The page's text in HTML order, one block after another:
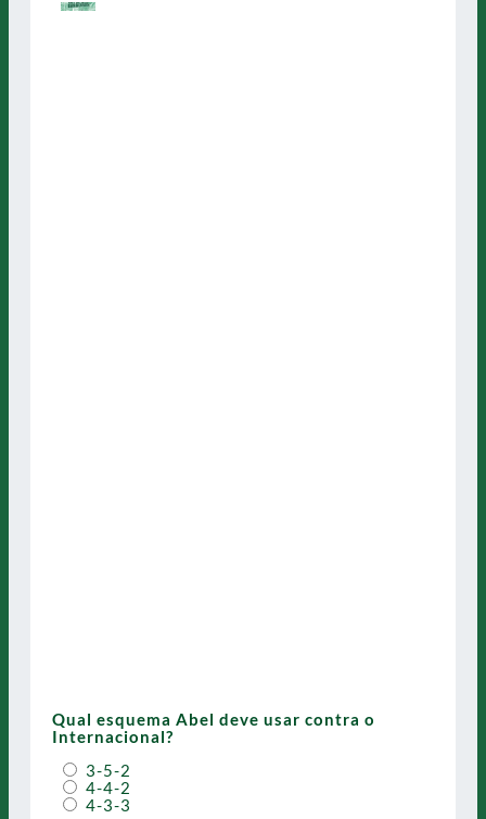
Qual esquema Abel deve usar contra o
Internacional?
3-5-2
4-4-2
4-3-3